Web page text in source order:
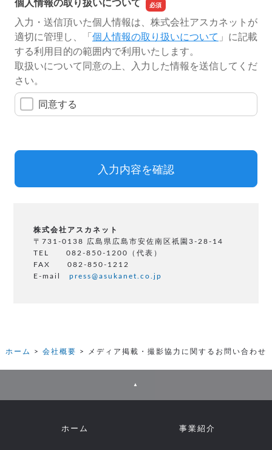
株式会社アスカネット
〒731-0138 広島県広島市安佐南区祇園3-28-14
TEL 082-850-1200（代表）
FAX 082-850-1212
E-mail press@asukanet.co.jp
ホーム 会社概要 メディア掲載・撮影協力に関するお問い合わせ
▲
ホーム 事業紹介